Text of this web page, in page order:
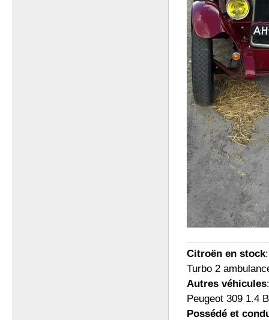
Citroën en stock
Turbo 2
Autres véhicules
Peugeot 309 1.4
Possédé et